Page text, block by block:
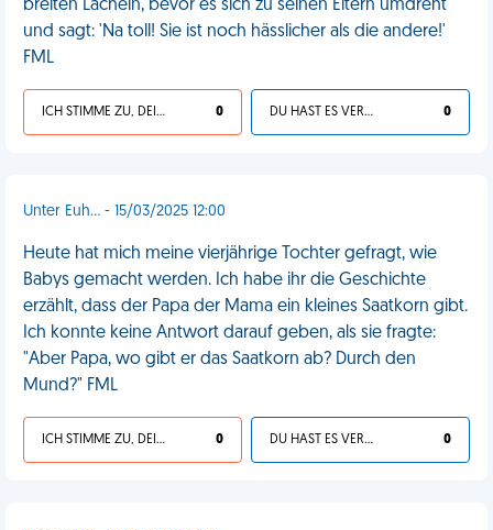
breiten Lächeln, bevor es sich zu seinen Eltern umdreht
und sagt: 'Na toll! Sie ist noch hässlicher als die andere!'
FML
ICH STIMME ZU, DEIN LEBEN IST SCHEISSE 0 DU HAST ES VERDIENT 0
Unter Euh... - 15/03/2025 12:00
Heute hat mich meine vierjährige Tochter gefragt, wie
Babys gemacht werden. Ich habe ihr die Geschichte
erzählt, dass der Papa der Mama ein kleines Saatkorn gibt.
Ich konnte keine Antwort darauf geben, als sie fragte:
"Aber Papa, wo gibt er das Saatkorn ab? Durch den
Mund?" FML
ICH STIMME ZU, DEIN LEBEN IST SCHEISSE 0 DU HAST ES VERDIENT 0